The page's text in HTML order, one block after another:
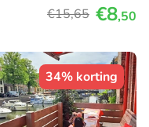
€15,65 €8,50
34% korting